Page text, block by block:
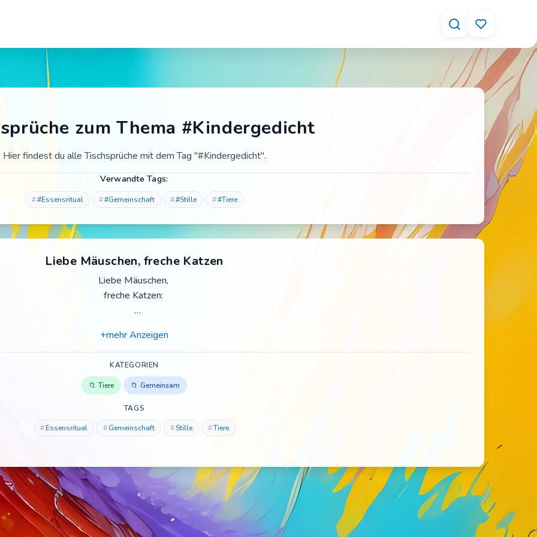
zum Thema #Kindergedicht
Hier findest du alle Tischsprüche mit dem Tag "#Kindergedicht".
Verwandte Tags:
#Essensritual #Gemeinschaft #Stille #Tiere
Liebe Mäuschen, freche Katzen
Liebe Mäuschen,
freche Katzen:
zu schwatzen.
Wir nehmen uns
an die Hand
uns alle an.
"Miau und Piep Piep,
Guten Appetit!"
+mehr Anzeigen
KATEGORIEN
Tiere Gemeinsam
TAGS
Essensritual Gemeinschaft Stille Tiere